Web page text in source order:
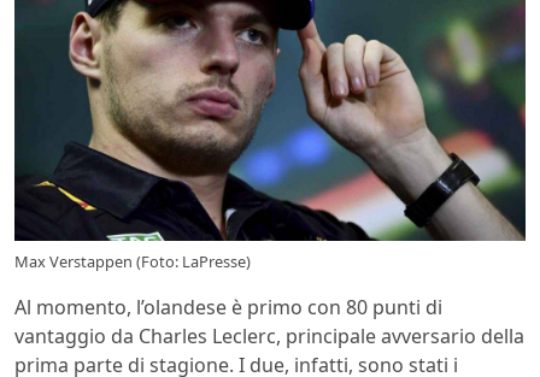
Max Verstappen (Foto: LaPresse)
Al momento, l’olandese è primo con 80 punti di
vantaggio da Charles Leclerc, principale avversario della
prima parte di stagione. I due, infatti, sono stati i